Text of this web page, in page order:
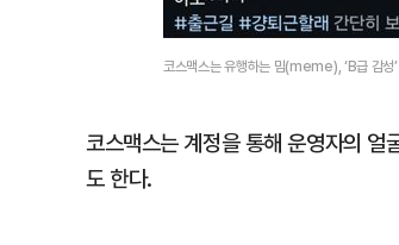
코스맥스는 유행하는 밈(meme), ‘B급 감성
코스맥스는 계정을 통해 운영자의 얼
도 한다.